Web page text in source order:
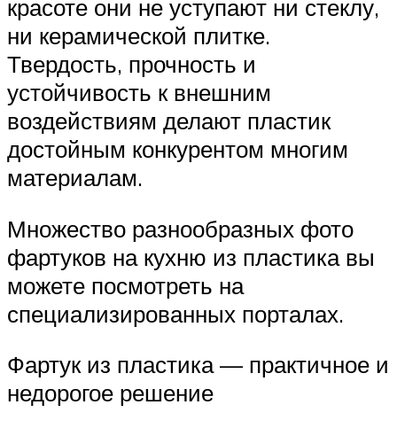
красоте они не уступают ни стеклу,
ни керамической плитке.
Твердость, прочность и
устойчивость к внешним
воздействиям делают пластик
достойным конкурентом многим
материалам.
Множество разнообразных фото
фартуков на кухню из пластика вы
можете посмотреть на
специализированных порталах.
Фартук из пластика — практичное и
недорогое решение